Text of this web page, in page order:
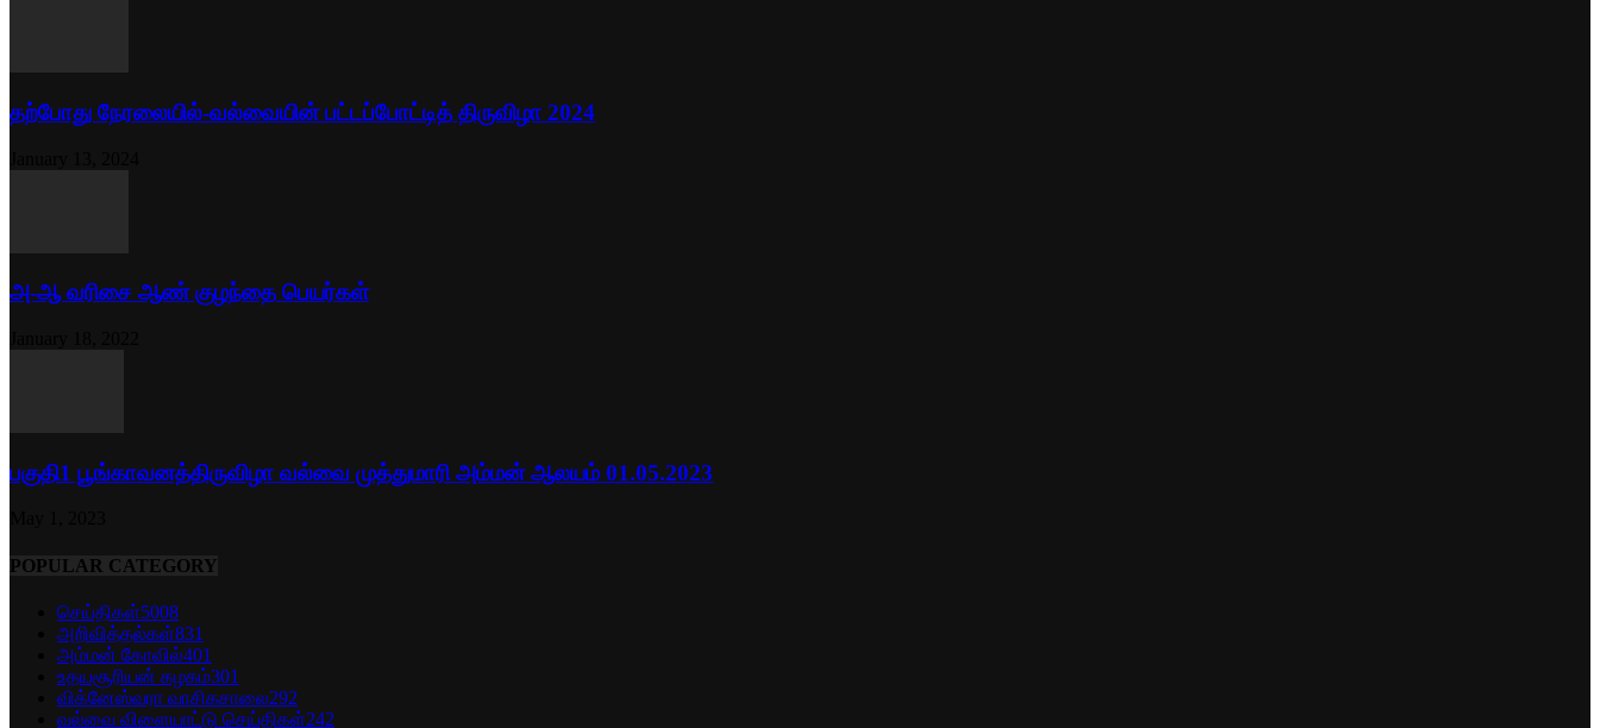
தற்போது நேரலையில்-வல்வையின் பட்டப்போட்டித் திருவிழா 2024
அ-ஆ வரிசை ஆண் குழந்தை பெயர்கள்
பகுதி1 பூங்காவனத்திருவிழா வல்வை முத்துமாரி அம்மன் ஆலயம் 01.05.2023
POPULAR CATEGORY
செய்திகள்5008
அறிவித்தல்கள்831
அம்மன் கோவில்401
உதயசூரியன் கழகம்301
விக்னேஸ்வரா வாசிகசாலை292
வல்வை விளையாட்டு செய்திகள்242